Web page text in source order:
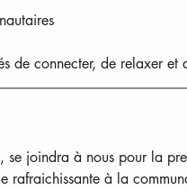
de connecter, de relaxer
joindra à nous pour la
à la